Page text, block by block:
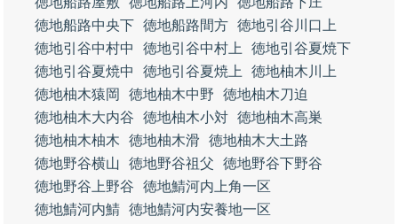
徳地船路中央下 徳地船路間方 徳地引谷川口上
徳地引谷中村中
徳地引谷中村上
徳地引谷夏焼下
徳地引谷夏焼中
徳地引谷夏焼上
徳地柚木川上
徳地柚木猿岡
徳地柚木中野
徳地柚木刀迫
徳地柚木大内谷
徳地柚木小対 徳地柚木高巣
徳地柚木柚木
徳地柚木滑 徳地柚木大土路
徳地野谷横山
徳地野谷祖父
徳地野谷下野谷
徳地野谷上野谷
徳地鯖河内上角一区
徳地鯖河内鯖 徳地鯖河内安養地一区